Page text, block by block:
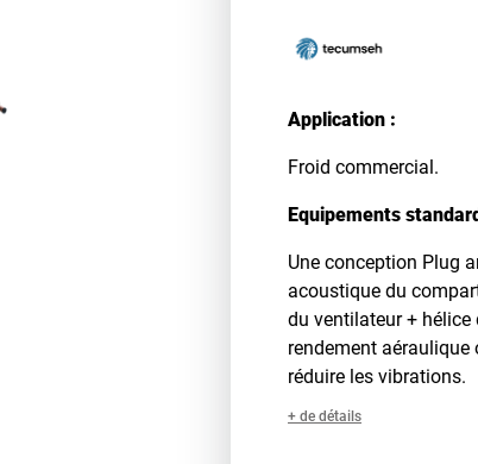
Application :
Froid commercial.
Equipements standard
Une conception Plug
acoustique du
du ventilateur +
rendement aéraulique
réduire les vibrations.
+ de détails